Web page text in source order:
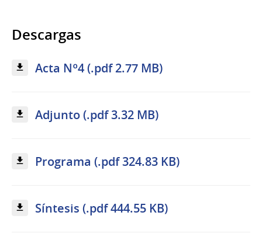
Descargas
Acta Nº4 (.pdf 2.77 MB)
Adjunto (.pdf 3.32 MB)
Programa (.pdf 324.83 KB)
Síntesis (.pdf 444.55 KB)